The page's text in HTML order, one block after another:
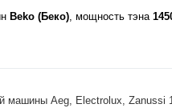
Beko (Беко), мощность тэна
машины Aeg, Electrolux, Zanussi